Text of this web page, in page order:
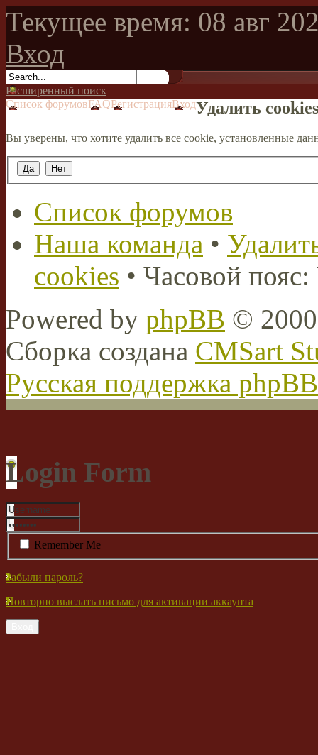
Текущее время: 08 авг
Вход
Расширенный поиск
Список форумовFAQРегистрацияВходУдалить
Вы уверены, что хотите удалить все cookie, установленные
Список форумов
Наша команда •
cookies • Часовой
Powered by phpBB ©
Сборка создана CMSart
Русская поддержка phpBB
Login Form
Remember Me
Забыли пароль?
Повторно выслать письмо для активации аккаунта